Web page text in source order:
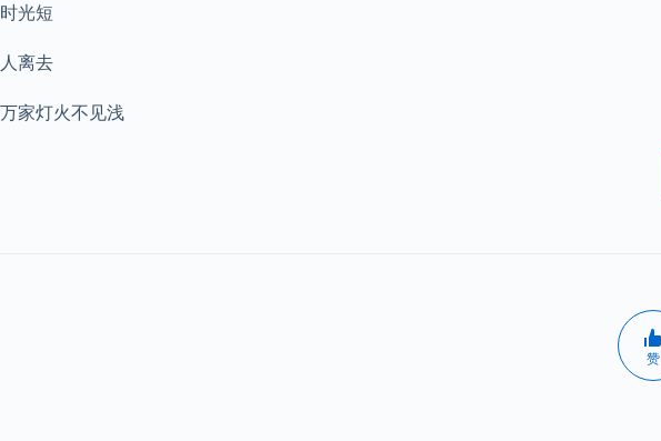
时光短
人离去
万家灯火不见浅
赞